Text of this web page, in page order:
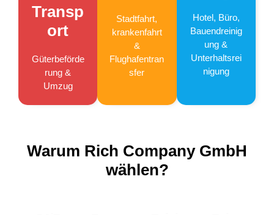
Transp
ort
Güterbeförde
rung &
Umzug
Stadtfahrt,
krankenfahrt
&
Flughafentran
sfer
Hotel, Büro,
Bauendreinig
ung &
Unterhaltsrei
nigung
Warum Rich Company GmbH
wählen?